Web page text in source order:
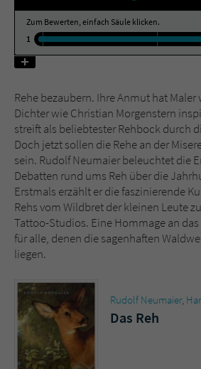
Zum Bewerten, einfach Säule klicken.
1
Rehe bezaubern. Ihre Anmut hat Maler
Dichter wie Christian Morgenstern
streift als beliebtester Rehbock durch
Doch jetzt sollen die Rehe an der
sein. Rudolf Neumaier beleuchtet die
Debatten rund ums Reh über die
Erstmals erzählt er die faszinierende
Rehs vom Wildbret der kleinen Leute
Tattoo-Studios. Eine Hommage an
für alle, denen die sagenhaften
liegen.
Rudolf Neumaier,
Das Reh
Name tx_pwcomments_ahash
Anbieter
Laufzeit 1 Jahr
Zweck Cookie für Kommentare
Name fe_typo_user
Anbieter Literatur-Couch Medien
Laufzeit Session
Zweck
Benutzer. Es wird
Sicherheitscode des